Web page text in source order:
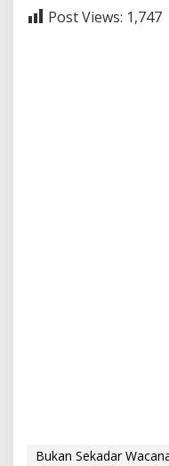
Post Views: 1,747
Bukan Sekadar